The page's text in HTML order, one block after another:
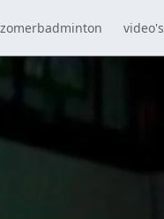
zomerbadminton video's